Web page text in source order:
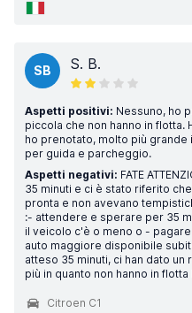
SB S. B.
Aspetti positivi: Nessuno, ho
piccola che non hanno in flotta.
ho prenotato, molto più
per guida e parcheggio.
Aspetti negativi: FATE
35 minuti e ci è stato riferito
pronta e non avevano
:- attendere e sperare per 35
il veicolo c'è o meno o -
auto maggiore disponibile
atteso 35 minuti, ci han dato un
più in quanto non hanno in
Citroen C1